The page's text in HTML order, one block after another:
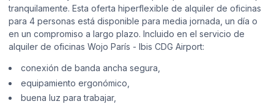
tranquilamente. Esta oferta hiperflexible de alquiler de oficinas
para 4 personas está disponible para media jornada, un día o
en un compromiso a largo plazo. Incluido en el servicio de
alquiler de oficinas Wojo París - Ibis CDG Airport:
conexión de banda ancha segura,
equipamiento ergonómico,
buena luz para trabajar,